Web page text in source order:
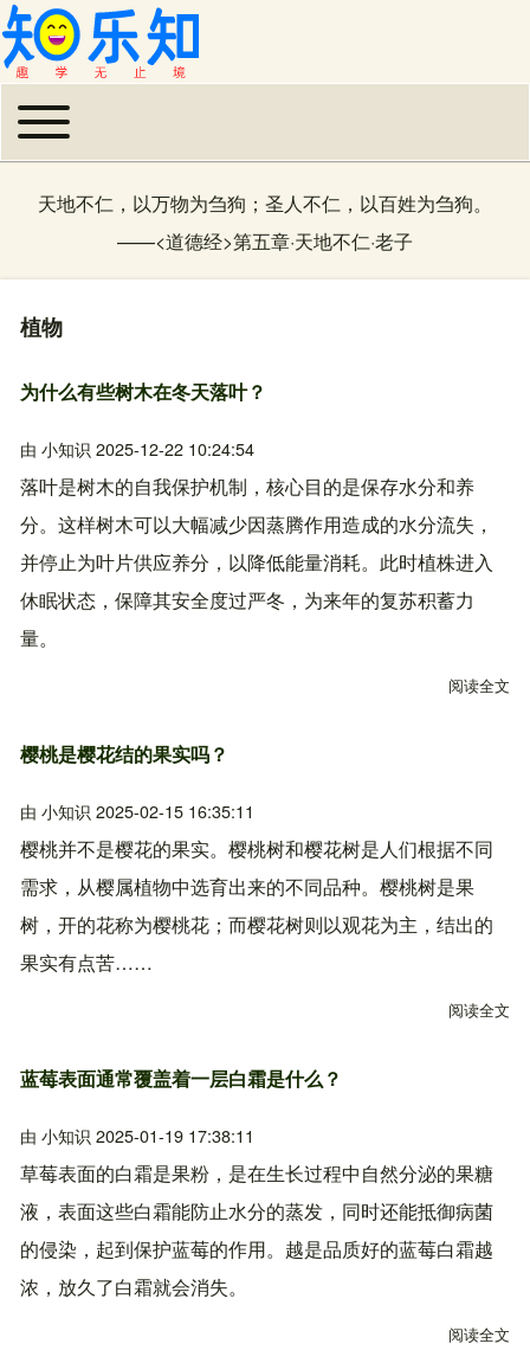
主导航
Toggle main menu
天地不仁，以万物为刍狗；圣人不仁，以百姓为刍狗。
——<道德经>第五章·天地不仁·老子
植物
为什么有些树木在冬天落叶？
由 小知识 2025-12-22 10:24:54
落叶是树木的自我保护机制，核心目的是保存水分和养
分。这样树木可以大幅减少因蒸腾作用造成的水分流失，
并停止为叶片供应养分，以降低能量消耗。此时植株进入
休眠状态，保障其安全度过严冬，为来年的复苏积蓄力
量。
阅读全文
樱桃是樱花结的果实吗？
由 小知识 2025-02-15 16:35:11
樱桃并不是樱花的果实。樱桃树和樱花树是人们根据不同
需求，从樱属植物中选育出来的不同品种。樱桃树是果
树，开的花称为樱桃花；而樱花树则以观花为主，结出的
果实有点苦……
阅读全文
蓝莓表面通常覆盖着一层白霜是什么？
由 小知识 2025-01-19 17:38:11
草莓表面的白霜是果粉，是在生长过程中自然分泌的果糖
液，表面这些白霜能防止水分的蒸发，同时还能抵御病菌
的侵染，起到保护蓝莓的作用。越是品质好的蓝莓白霜越
浓，放久了白霜就会消失。
阅读全文